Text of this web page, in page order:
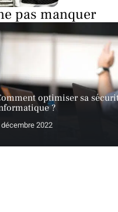
pas manquer
optimiser sa
?
2022